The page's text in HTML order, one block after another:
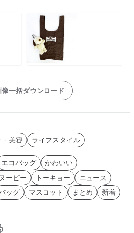
像一括ダウンロード
・美容 ライフスタイル
エコバッグ
かわいい
ーピー トーキョー
ニュース
ッグ マスコット まとめ
新着